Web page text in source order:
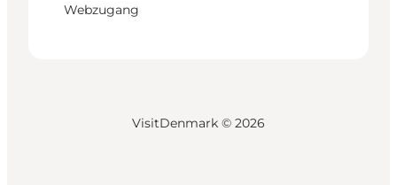
Webzugang
VisitDenmark © 2026